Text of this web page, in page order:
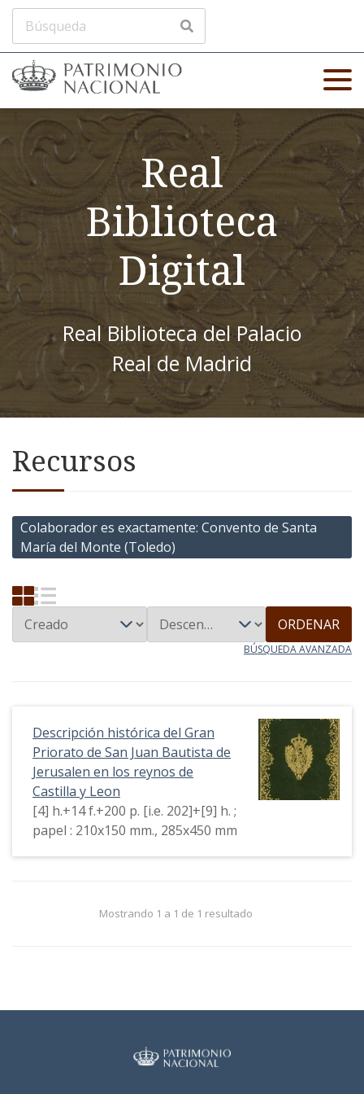
Real
Biblioteca
Digital
Real Biblioteca del Palacio
Real de Madrid
Recursos
Colaborador es exactamente Convento de Santa
María del Monte (Toledo)
ORDENAR
BÚSQUEDA AVANZADA
Descripción histórica del Gran
Priorato de San Juan Bautista de
Jerusalen en los reynos de
Castilla y Leon
[4] h.+14 f.+200 p. [i.e. 202]+[9] h. ;
papel : 210x150 mm., 285x450 mm
Mostrando 1 a 1 de 1 resultado